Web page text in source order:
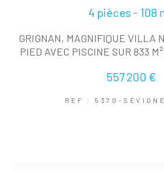
4 pièces - 108
GRIGNAN, MAGNIFIQUE VILLA
PIED AVEC PISCINE SUR 833
557 200 €
REF : 5370-